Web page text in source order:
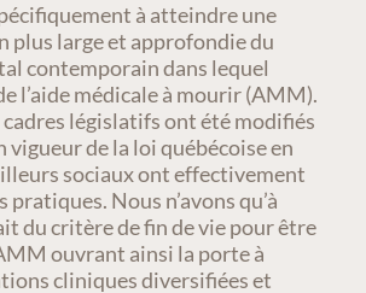
à atteindre une
plus large et approfondie du
contemporain dans lequel
l’aide médicale à mourir (AMM).
cadres législatifs ont été modifiés
vigueur de la loi québécoise en
sociaux ont effectivement
Nous n’avons qu’à
du critère de fin de vie pour être
ouvrant ainsi la porte à
cliniques diversifiées et